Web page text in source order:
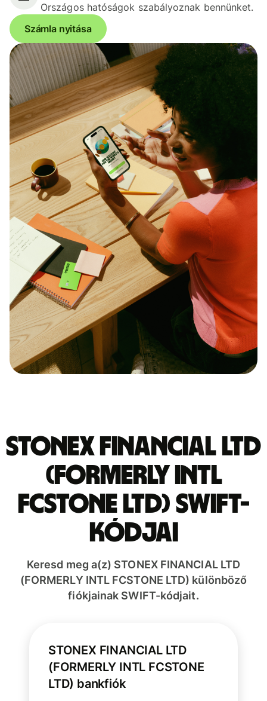
Országos hatóságok szabályoznak bennünket.
Számla nyitása
STONEX FINANCIAL LTD
(FORMERLY INTL
FCSTONE LTD) SWIFT-
kódjai
Keresd meg a(z) STONEX FINANCIAL LTD
(FORMERLY INTL FCSTONE LTD) különböző
fiókjainak SWIFT-kódjait.
STONEX FINANCIAL LTD
(FORMERLY INTL FCSTONE
LTD) bankfiók